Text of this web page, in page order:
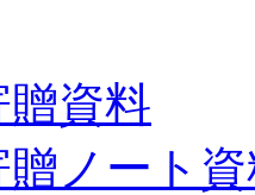
資料
贈ノート